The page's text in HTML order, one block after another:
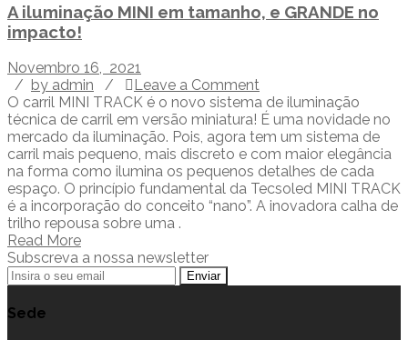
A iluminação MINI em tamanho, e GRANDE no
impacto!
Novembro 16, 2021
/ by admin /
Leave a Comment
O carril MINI TRACK é o novo sistema de iluminação
técnica de carril em versão miniatura! É uma novidade no
mercado da iluminação. Pois, agora tem um sistema de
carril mais pequeno, mais discreto e com maior elegância
na forma como ilumina os pequenos detalhes de cada
espaço. O princípio fundamental da Tecsoled MINI TRACK
é a incorporação do conceito “nano”. A inovadora calha de
trilho repousa sobre uma .
Read More
Subscreva a nossa newsletter
Sede